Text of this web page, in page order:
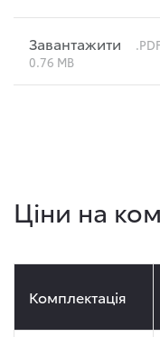
Завантажити
0.76 MB
Ціни на
Комплектація